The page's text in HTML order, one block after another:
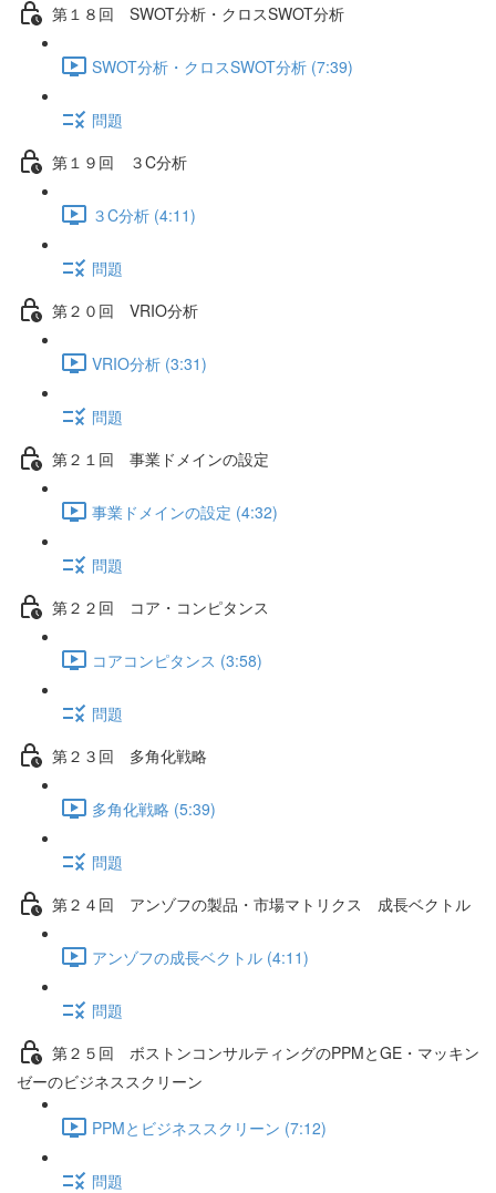
第１８回 SWOT分析・クロスSWOT分析
SWOT分析・クロスSWOT分析 (7:39)
問題
第１９回 ３C分析
３C分析 (4:11)
問題
第２０回 VRIO分析
VRIO分析 (3:31)
問題
第２１回 事業ドメインの設定
事業ドメインの設定 (4:32)
問題
第２２回 コア・コンピタンス
コアコンピタンス (3:58)
問題
第２３回 多角化戦略
多角化戦略 (5:39)
問題
第２４回 アンゾフの製品・市場マトリクス 成長ベクトル
アンゾフの成長ベクトル (4:11)
問題
第２５回 ボストンコンサルティングのPPMとGE・マッキン
ゼーのビジネススクリーン
PPMとビジネススクリーン (7:12)
問題